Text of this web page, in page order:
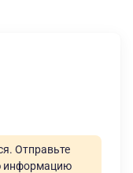
Отправьте
информацию